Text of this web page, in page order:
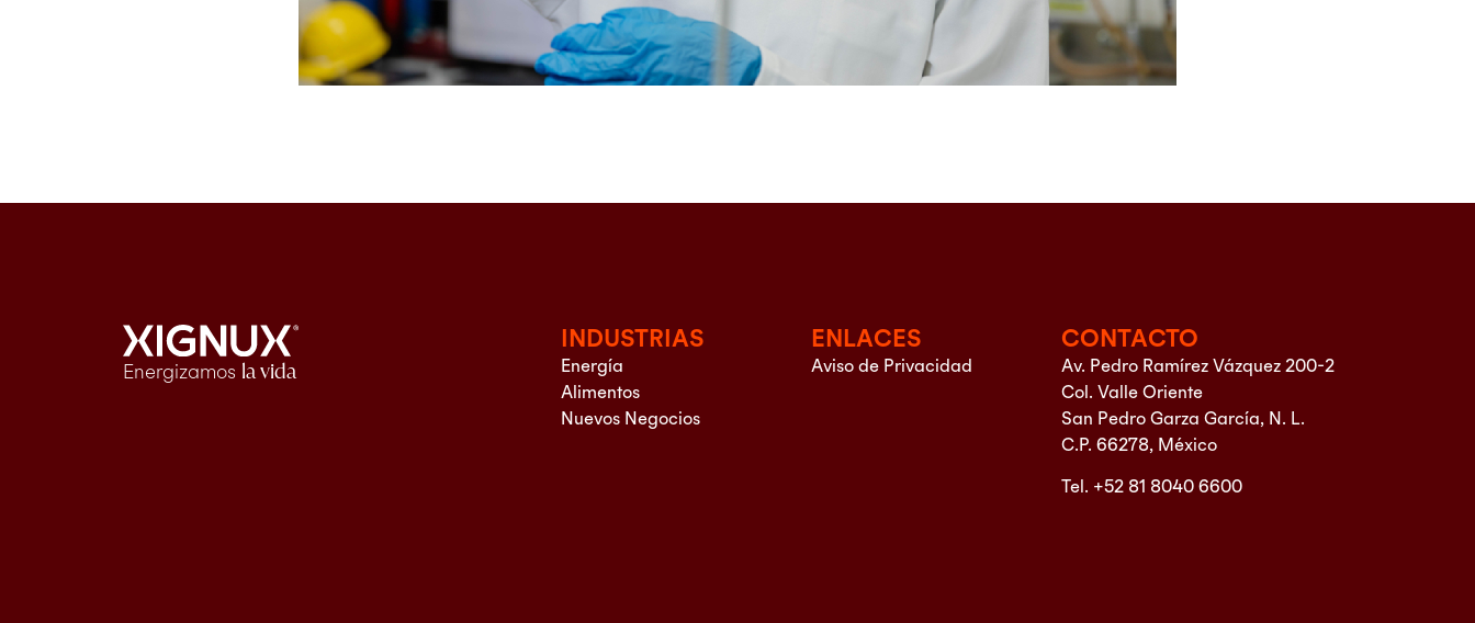
Energizamos la vida
INDUSTRIAS
Energía
Alimentos
Nuevos Negocios
ENLACES
Aviso de Privacidad
CONTACTO
Av. Pedro Ramírez Vázquez 200-2
Col. Valle Oriente
San Pedro Garza García, N. L.
C.P. 66278, México
Tel. +52 81 8040 6600